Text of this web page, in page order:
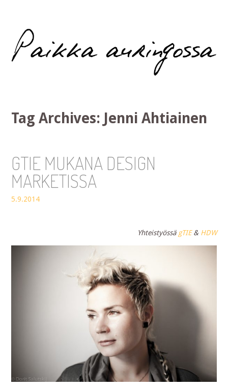
Paikka auringossa
Tag Archives: Jenni Ahtiainen
GTIE MUKANA DESIGN
MARKETISSA
5.9.2014
Yhteistyössä gTIE& HDW